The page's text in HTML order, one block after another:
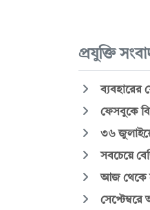
প্রযুক্তি
ব্যবহারের
ফেসবুকে
৩৬ জুলাইয়ে
সবচেয়ে
আজ থেকে